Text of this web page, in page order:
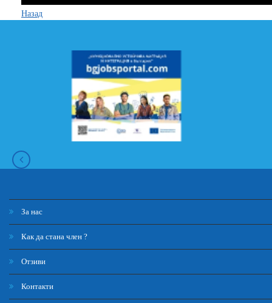
Назад
За нас
Как да стана член ?
Отзиви
Контакти